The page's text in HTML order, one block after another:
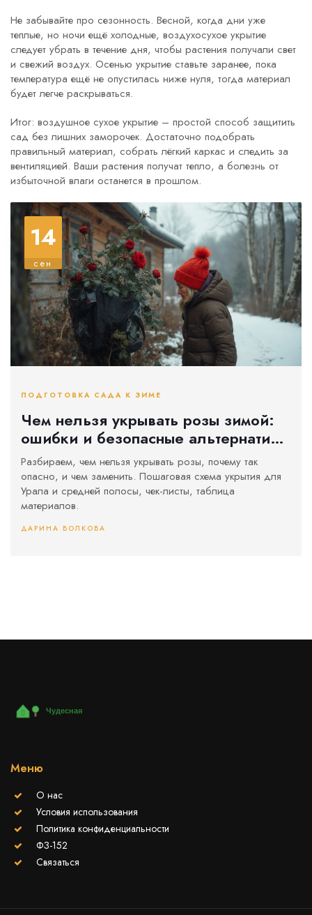
Не забывайте про сезонность. Весной, когда дни уже
теплые, но ночи ещё холодные, воздухосухое укрытие
следует убрать в течение дня, чтобы растения получали свет
и свежий воздух. Осенью укрытие ставьте заранее, пока
температура ещё не опустилась ниже нуля, тогда материал
будет легче раскрываться.
Итог: воздушное сухое укрытие – простой способ защитить
сад без лишних заморочек. Достаточно подобрать
правильный материал, собрать лёгкий каркас и следить за
вентиляцией. Ваши растения получат тепло, а болезнь от
избыточной влаги останется в прошлом.
14
сен
ПОДГОТОВКА САДА К ЗИМЕ
Чем нельзя укрывать розы зимой:
ошибки и безопасные альтернативы
для Урала и средней полосы
Разбираем, чем нельзя укрывать розы, почему так
опасно, и чем заменить. Пошаговая схема укрытия для
Урала и средней полосы, чек-листы, таблица
материалов.
ДАРИНА ВОЛКОВА
Меню
О нас
Условия использования
Политика конфиденциальности
ФЗ-152
Связаться